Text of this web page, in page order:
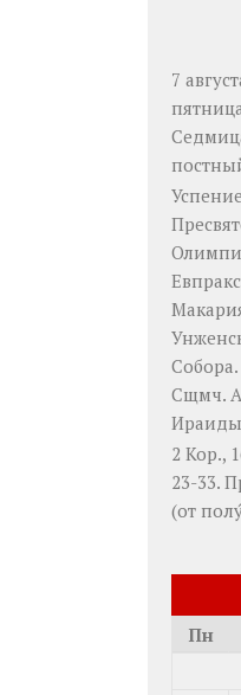
7
Собора
Сщмч.
Ираиды
2 Кор.,
23-33.
(от
Пн